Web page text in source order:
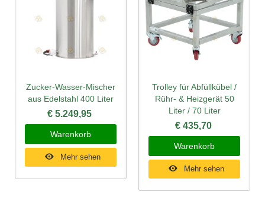
Zucker-Wasser-Mischer
aus Edelstahl 400 Liter
€ 5.249,95
Warenkorb
Mehr sehen
Trolley für Abfüllkübel /
Rühr- & Heizgerät 50
Liter / 70 Liter
€ 435,70
Warenkorb
Mehr sehen